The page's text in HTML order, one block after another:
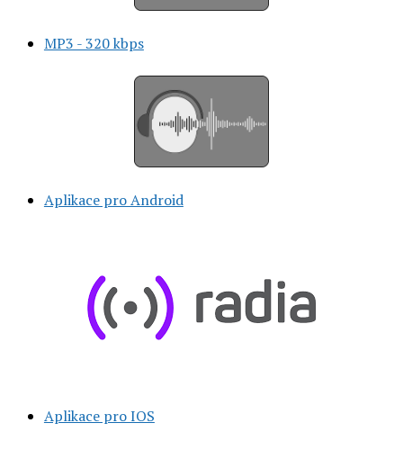
MP3 - 320 kbps
Aplikace pro Android
Aplikace pro IOS